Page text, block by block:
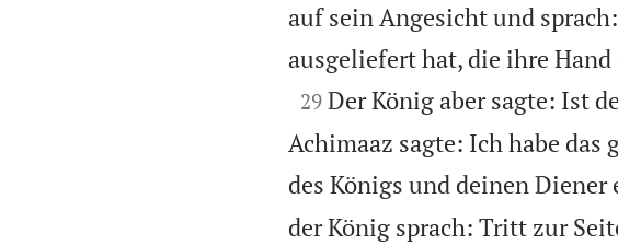
auf sein Angesicht und
ausgeliefert hat, die ihre

29 Der König aber sagte: Ist
Achimaaz sagte: Ich habe das
des Königs und deinen
der König sprach: Tritt zur